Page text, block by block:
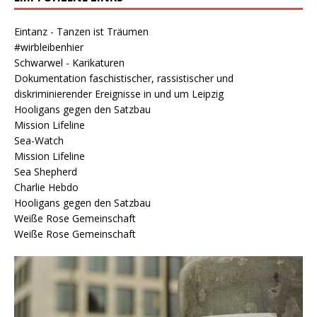
Eintanz - Tanzen ist Träumen
#wirbleibenhier
Schwarwel - Karikaturen
Dokumentation faschistischer, rassistischer und
diskriminierender Ereignisse in und um Leipzig
Hooligans gegen den Satzbau
Mission Lifeline
Sea-Watch
Mission Lifeline
Sea Shepherd
Charlie Hebdo
Hooligans gegen den Satzbau
Weiße Rose Gemeinschaft
Weiße Rose Gemeinschaft